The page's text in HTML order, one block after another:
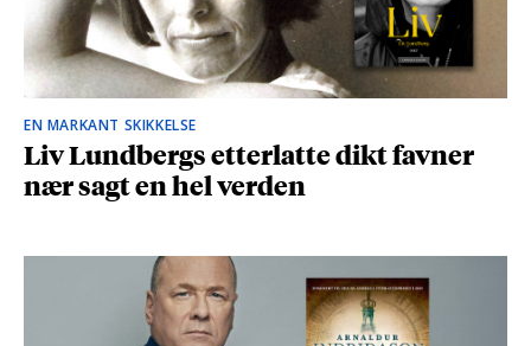
EN MARKANT SKIKKELSE
Liv Lundbergs etterlatte dikt favner
nær sagt en hel verden